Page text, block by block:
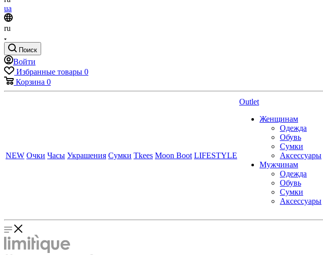
ua
ru
Поиск
Войти
Избранные товары 0
Корзина 0
NEW Очки Часы Украшения Сумки Tkees Moon Boot LIFESTYLE
Outlet
Женщинам
Одежда
Обувь
Сумки
Аксессуары
Мужчинам
Одежда
Обувь
Сумки
Аксессуары